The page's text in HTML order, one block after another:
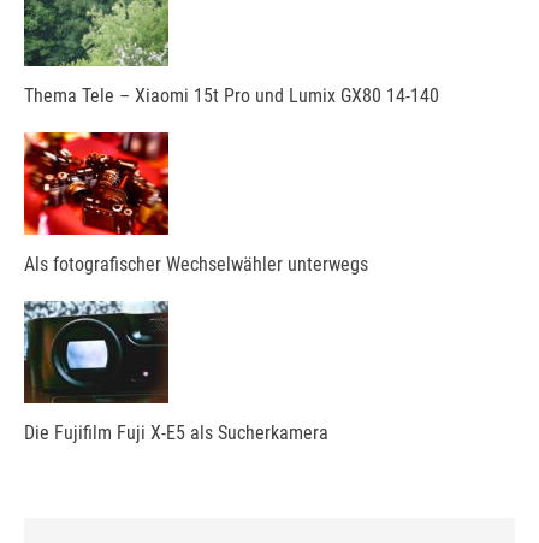
Thema Tele – Xiaomi 15t Pro und Lumix GX80 14-140
Als fotografischer Wechselwähler unterwegs
Die Fujifilm Fuji X-E5 als Sucherkamera